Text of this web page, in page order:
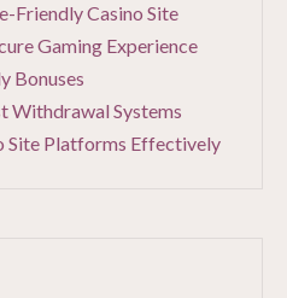
Friendly Casino Site
Gaming Experience
Bonuses
Withdrawal Systems
Site Platforms Effectively